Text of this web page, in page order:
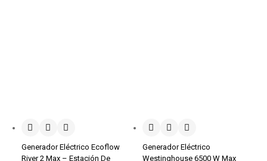
Generador Eléctrico Ecoflow
River 2 Max – Estación De
Generador Eléctrico
Westinghouse 6500 W Max